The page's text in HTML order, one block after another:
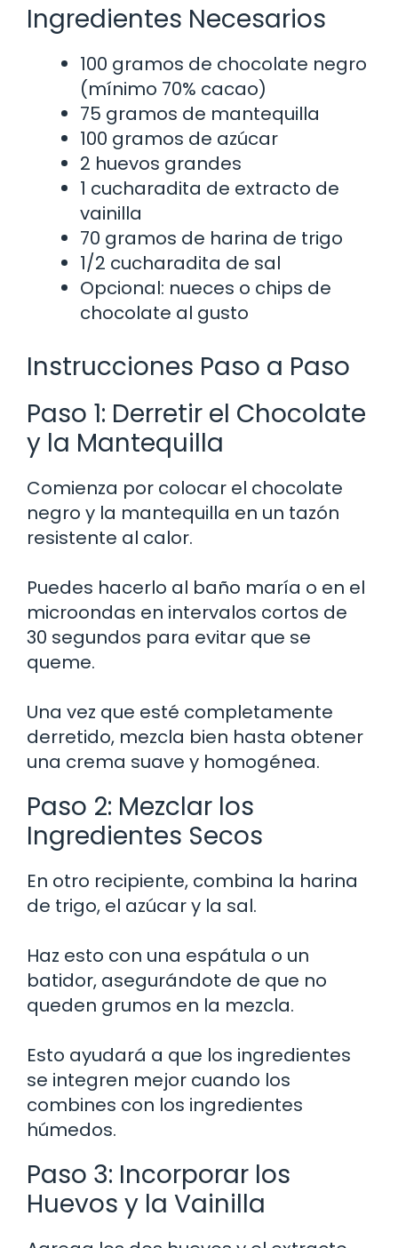
Ingredientes Necesarios
100 gramos de chocolate negro
(mínimo 70% cacao)
75 gramos de mantequilla
100 gramos de azúcar
2 huevos grandes
1 cucharadita de extracto de
vainilla
70 gramos de harina de trigo
1/2 cucharadita de sal
Opcional: nueces o chips de
chocolate al gusto
Instrucciones Paso a Paso
Paso 1: Derretir el Chocolate
y la Mantequilla
Comienza por colocar el chocolate
negro y la mantequilla en un tazón
resistente al calor.
Puedes hacerlo al baño maría o en el
microondas en intervalos cortos de
30 segundos para evitar que se
queme.
Una vez que esté completamente
derretido, mezcla bien hasta obtener
una crema suave y homogénea.
Paso 2: Mezclar los
Ingredientes Secos
En otro recipiente, combina la harina
de trigo, el azúcar y la sal.
Haz esto con una espátula o un
batidor, asegurándote de que no
queden grumos en la mezcla.
Esto ayudará a que los ingredientes
se integren mejor cuando los
combines con los ingredientes
húmedos.
Paso 3: Incorporar los
Huevos y la Vainilla